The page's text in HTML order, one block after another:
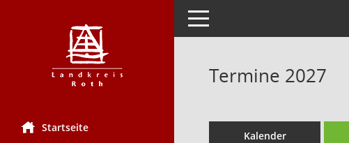
Startseite
Toggle navigation
Termine 2027
Kalender